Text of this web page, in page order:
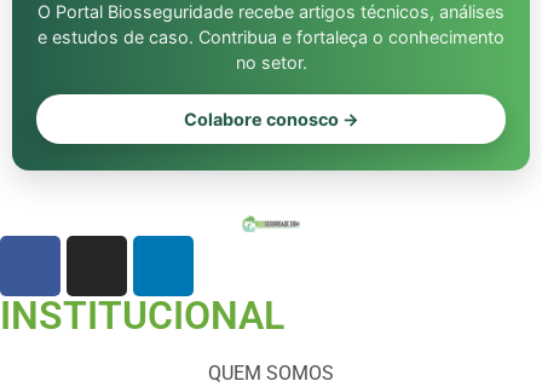
O Portal Biosseguridade recebe artigos técnicos, análises
e estudos de caso. Contribua e fortaleça o conhecimento
no setor.
Colabore conosco →
INSTITUCIONAL
QUEM SOMOS